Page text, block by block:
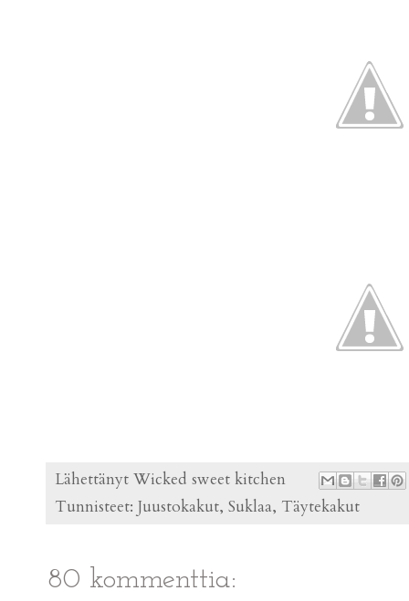
Lähettänyt Wicked sweet kitchen
Tunnisteet: Juustokakut, Suklaa, Täytekakut
80 kommenttia: